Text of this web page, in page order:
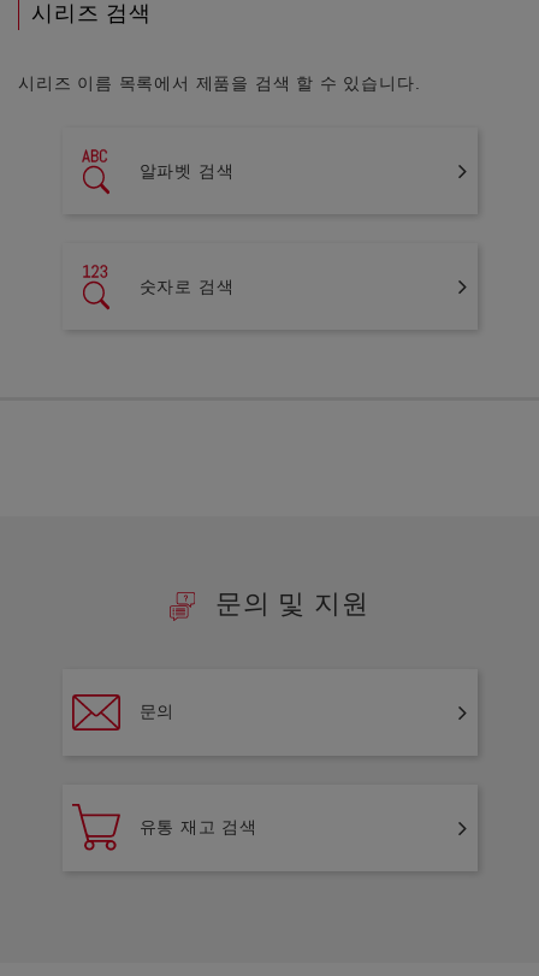
시리즈 검색
시리즈 이름 목록에서 제품을 검색 할 수 있습니다.
알파벳 검색
숫자로 검색
문의 및 지원
문의
유통 재고 검색